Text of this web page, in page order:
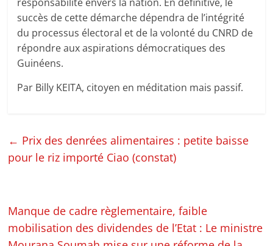
succès de cette démarche dépendra de l’intégrité
du processus électoral et de la volonté du CNRD de
répondre aux aspirations démocratiques des
Guinéens.
Par Billy KEITA, citoyen en méditation mais passif.
← Prix des denrées alimentaires : petite baisse
pour le riz importé Ciao (constat)
Manque de cadre règlementaire, faible
mobilisation des dividendes de l’Etat : Le ministre